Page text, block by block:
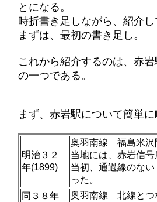
とになる。
時折書き足しながら、紹介し
まずは、最初の書き足し。
これから紹介するのは、赤
の一つである。
まず、赤岩駅について簡単
明治３２
年(1899)
奥羽南線 福島米沢
当地には、赤岩信号
当初、通過線のな
った。
同３８年
奥羽南線 北線とつ